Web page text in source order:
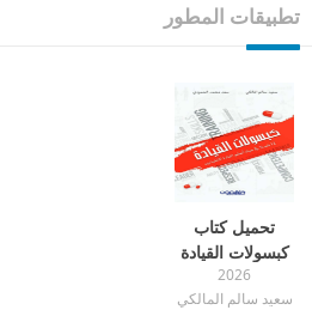
تطبيقات المطور
تحميل كتاب
كبسولات القيادة
pdf
2026
سعيد سالم المالكي